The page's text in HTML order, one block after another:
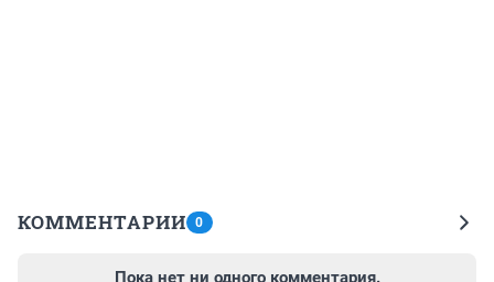
КОММЕНТАРИИ 0
Пока нет ни одного комментария.